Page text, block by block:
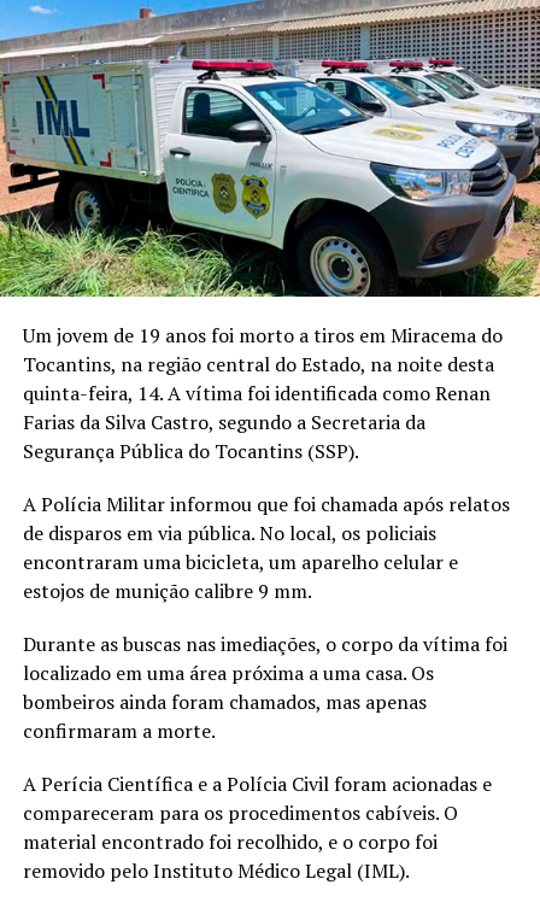
Um jovem de 19 anos foi morto a tiros em Miracema do
Tocantins, na região central do Estado, na noite desta
quinta-feira, 14. A vítima foi identificada como Renan
Farias da Silva Castro, segundo a Secretaria da
Segurança Pública do Tocantins (SSP).
A Polícia Militar informou que foi chamada após relatos
de disparos em via pública. No local, os policiais
encontraram uma bicicleta, um aparelho celular e
estojos de munição calibre 9 mm.
Durante as buscas nas imediações, o corpo da vítima foi
localizado em uma área próxima a uma casa. Os
bombeiros ainda foram chamados, mas apenas
confirmaram a morte.
A Perícia Científica e a Polícia Civil foram acionadas e
compareceram para os procedimentos cabíveis. O
material encontrado foi recolhido, e o corpo foi
removido pelo Instituto Médico Legal (IML).